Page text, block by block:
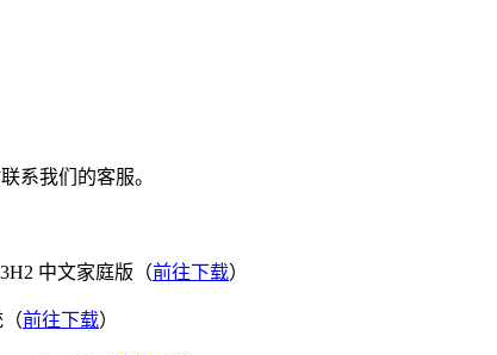
系我们的客服。
中文家庭版（前往下载）
前往下载）